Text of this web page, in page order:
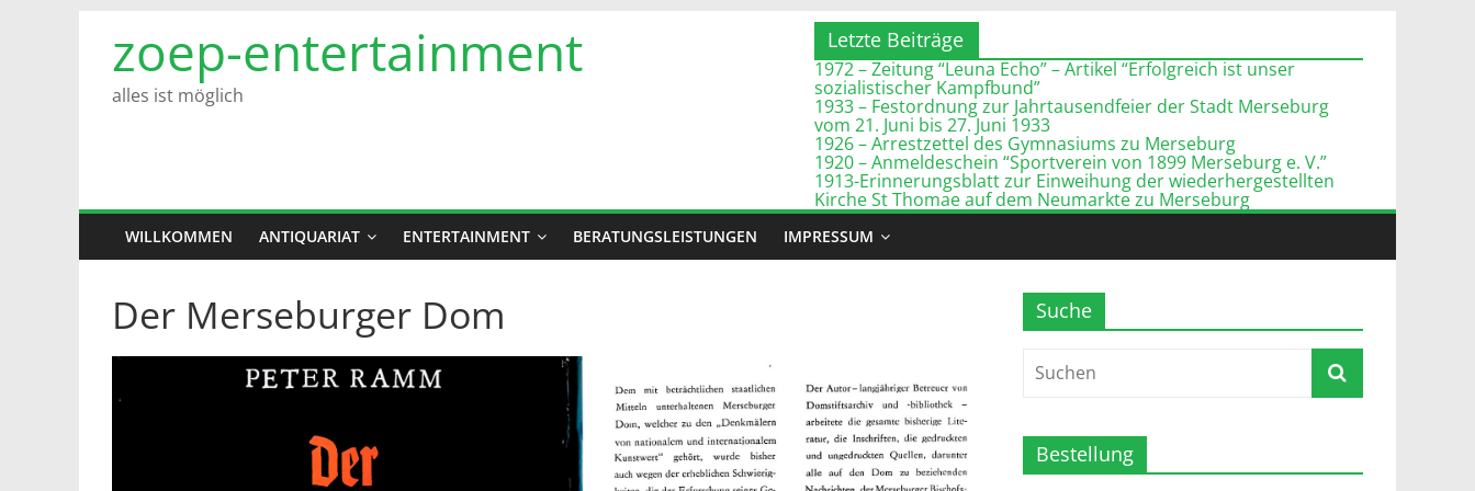
Inhalt
springen
zoep-entertainment
alles ist möglich
Letzte Beiträge
1972 – Zeitung “Leuna Echo” – Artikel “Erfolgreich ist unser
sozialistischer Kampfbund”
1933 – Festordnung zur Jahrtausendfeier der Stadt Merseburg
vom 21. Juni bis 27. Juni 1933
1926 – Arrestzettel des Gymnasiums zu Merseburg
1920 – Anmeldeschein “Sportverein von 1899 Merseburg e. V.”
1913-Erinnerungsblatt zur Einweihung der wiederhergestellten
Kirche St Thomae auf dem Neumarkte zu Merseburg
WILLKOMMEN ANTIQUARIAT ENTERTAINMENT BERATUNGSLEISTUNGEN IMPRESSUM
Der Merseburger Dom Suche
Bestellung